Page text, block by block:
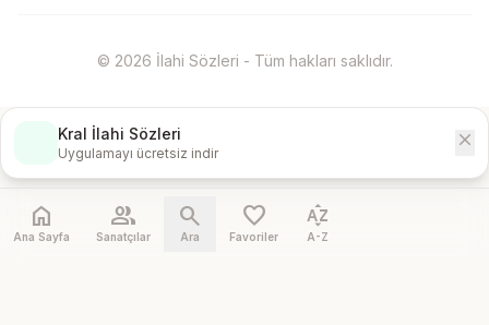
© 2026 İlahi Sözleri - Tüm hakları saklıdır.
Kral İlahi Sözleri
Uygulamayı ücretsiz indir
close
home
Ana Sayfa
people
Sanatçılar
search
Ara
favorite
Favoriler
sort_by_alpha
A-Z